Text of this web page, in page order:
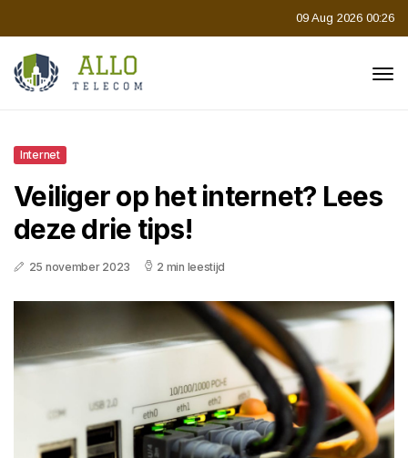
09 Aug 2026 00:26
Internet
Veiliger op het internet? Lees
deze drie tips!
25 november 2023 2 min leestijd